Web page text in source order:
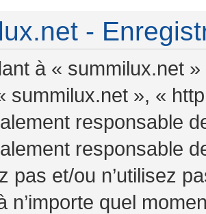
-
à « summilux.net
summilux.net », «
responsable
responsable
pas et/ou n’utilisez
n’importe quel